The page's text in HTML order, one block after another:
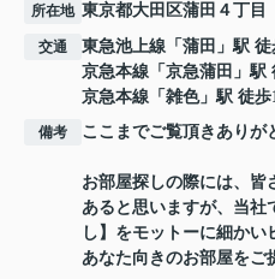
所在地 東京都大田区蒲田 ４丁目
交通 東急池上線 「 蒲田 」駅
京急本線 「 京急蒲田 」駅
京急本線 「 雑色」駅 徒歩
備考 ここまでご覧頂きありが
お部屋探しの際には、皆
あると思いますが、当社
し】をモットーに細か
あなた向きのお部屋をご